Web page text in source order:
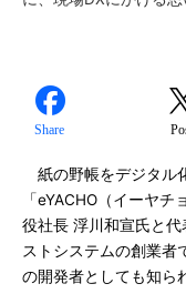
Share
紙の野帳をデジタル
「eYACHO（イーヤ
役社長 浮川和宣氏と
ストシステムの創業者
の開発者としても知ら